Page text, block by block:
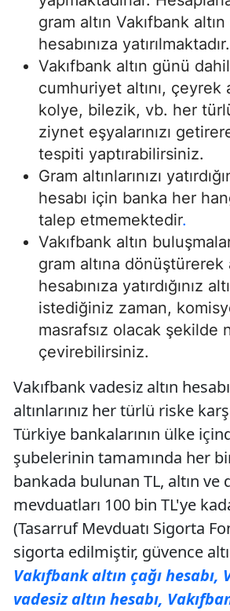
gram altın Vakıfbank altın
hesabınıza yatırılmaktadır.
Vakıfbank altın günü
cumhuriyet altını, çeyrek
kolye, bilezik, vb. her
ziynet eşyalarınızı
tespiti yaptırabilirsiniz.
Gram altınlarınızı
hesabı için banka her
talep etmemektedir.
Vakıfbank altın
gram altına dönüştürerek
hesabınıza yatırdığınız
istediğiniz zaman,
masrafsız olacak şekilde
çevirebilirsiniz.
Vakıfbank vadesiz altın
altınlarınız her türlü riske
Türkiye bankalarının ülke
şubelerinin tamamında her
bankada bulunan TL, altın ve
mevduatları 100 bin TL'ye
(Tasarruf Mevduatı Sigorta
sigorta edilmiştir, güvence
Vakıfbank altın çağı hesabı,
vadesiz altın hesabı,